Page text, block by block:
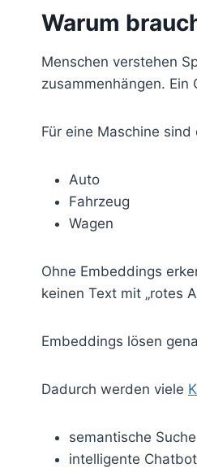
Warum
Menschen verstehen
zusammenhängen.
Für eine Maschine
Auto
Fahrzeug
Wagen
Ohne Embeddings
keinen Text mit „rotes
Embeddings lösen
Dadurch werden viele
semantische Suche
intelligente